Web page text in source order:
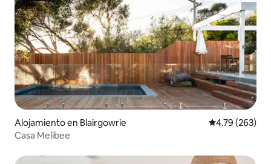
Alojamiento en Blairgowrie Calificación
4.79 (263)
Casa Melibee